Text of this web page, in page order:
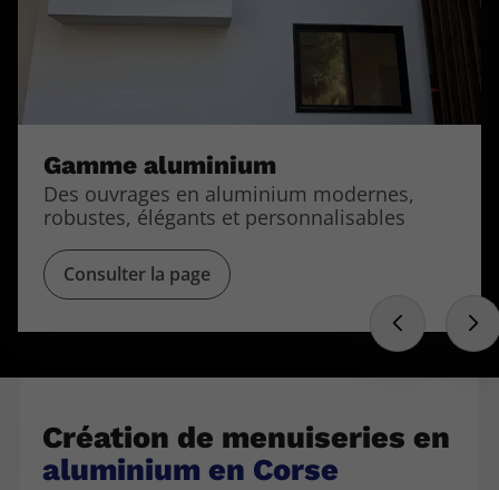
Gamme aluminium
Des ouvrages en aluminium modernes,
robustes, élégants et personnalisables
Consulter la page
Création de menuiseries en
aluminium en Corse